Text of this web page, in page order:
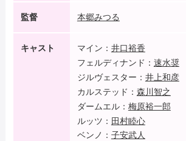
監督 本郷みつる
キャスト マイン： 井口裕香
フェルディナンド： 速水奨
ジルヴェスター： 井上和彦
カルステッド： 森川智之
ダームエル： 梅原裕一郎
ルッツ： 田村睦心
ベンノ： 子安武人